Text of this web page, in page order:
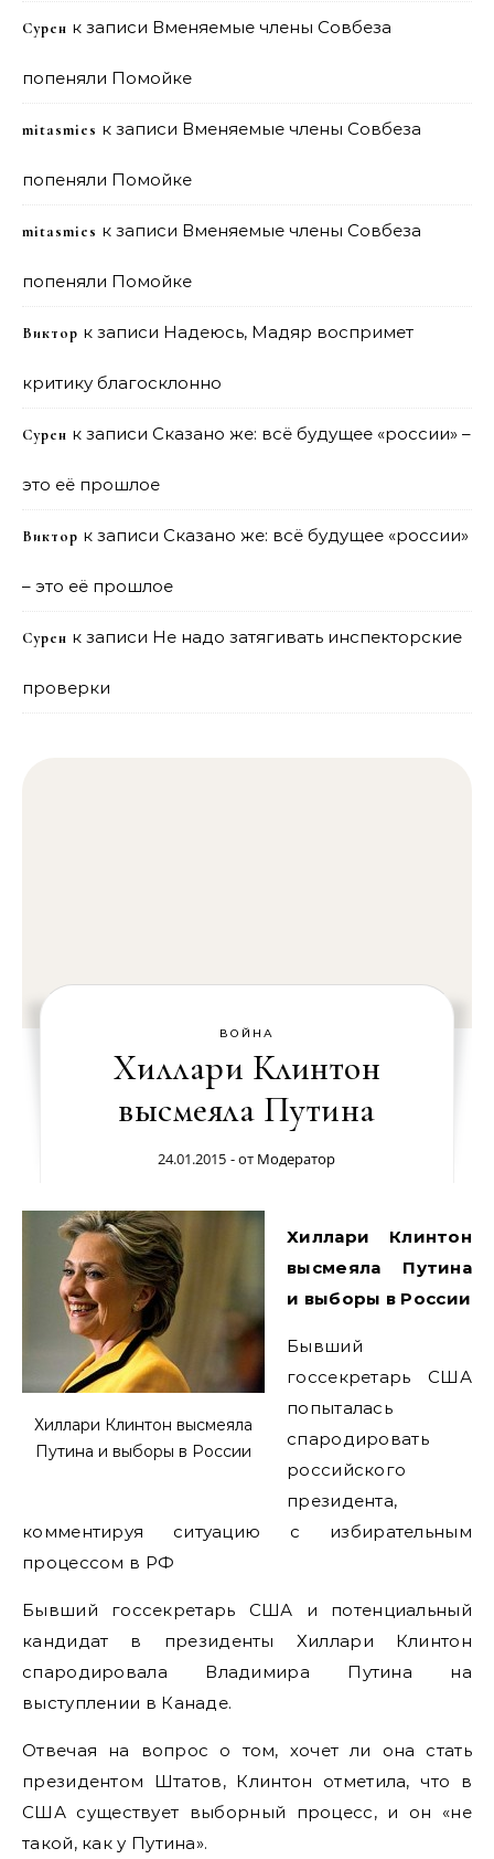
Сурен к записи Вменяемые члены Совбеза
попеняли Помойке
mitasmies к записи Вменяемые члены Совбеза
попеняли Помойке
mitasmies к записи Вменяемые члены Совбеза
попеняли Помойке
Виктор к записи Надеюсь, Мадяр воспримет
критику благосклонно
Сурен к записи Сказано же: всё будущее «россии» –
это её прошлое
Виктор к записи Сказано же: всё будущее «россии»
– это её прошлое
Сурен к записи Не надо затягивать инспекторские
проверки
ВОЙНА
Хиллари Клинтон
высмеяла Путина
24.01.2015 - от Модератор
Хиллари Клинтон высмеяла
Путина и выборы в России
Хиллари Клинтон
высмеяла Путина
и выборы в России
Бывший
госсекретарь США
попыталась
спародировать
российского
президента,
комментируя ситуацию с избирательным
процессом в РФ
Бывший госсекретарь США и потенциальный
кандидат в президенты Хиллари Клинтон
спародировала Владимира Путина на
выступлении в Канаде.
Отвечая на вопрос о том, хочет ли она стать
президентом Штатов, Клинтон отметила, что в
США существует выборный процесс, и он «не
такой, как у Путина».